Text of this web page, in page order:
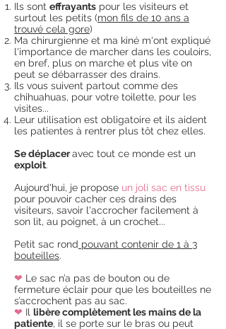
Ils sont effrayants pour les visiteurs et
surtout les petits (mon fils de 10 ans a
trouvé cela gore)
Ma chirurgienne et ma kiné m'ont expliqué
l'importance de marcher dans les couloirs,
en bref, plus on marche et plus vite on
peut se débarrasser des drains.
Ils vous suivent partout comme des
chihuahuas, pour votre toilette, pour les
visites...
Leur utilisation est obligatoire et ils aident
les patientes à rentrer plus tôt chez elles.
Se déplaceravec tout ce monde est un
exploit.
Aujourd'hui, je propose un joli sac en tissu
pour pouvoir cacher ces drains des
visiteurs, savoir l'accrocher facilement à
son lit, au poignet, à un crochet...
Petit sac rond pouvant contenir de 1 à 3
bouteilles.
❤ Le sac n’a pas de bouton ou de
fermeture éclair pour que les bouteilles ne
s’accrochent pas au sac.
❤ Il libère complètement les mains de la
patiente, il se porte sur le bras ou peut